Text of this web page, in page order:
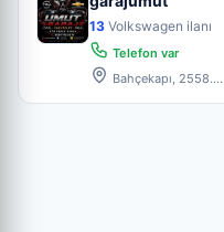
13 Volkswagen ilanı
Telefon var
Bahçekapı, 2558.